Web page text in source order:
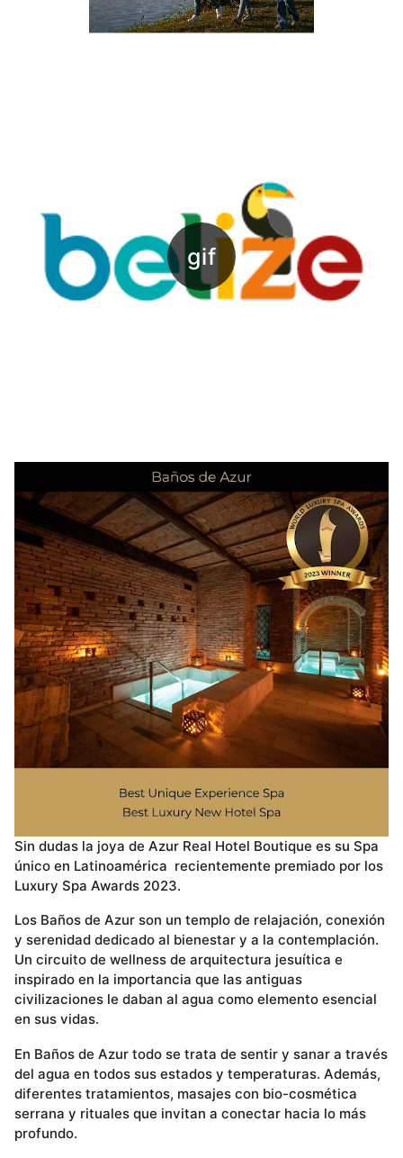
Sin dudas la joya de Azur Real Hotel Boutique es su Spa
único en Latinoamérica recientemente premiado por los
Luxury Spa Awards 2023.
Los Baños de Azur son un templo de relajación, conexión
y serenidad dedicado al bienestar y a la contemplación.
Un circuito de wellness de arquitectura jesuítica e
inspirado en la importancia que las antiguas
civilizaciones le daban al agua como elemento esencial
en sus vidas.
En Baños de Azur todo se trata de sentir y sanar a través
del agua en todos sus estados y temperaturas. Además,
diferentes tratamientos, masajes con bio-cosmética
serrana y rituales que invitan a conectar hacia lo más
profundo.